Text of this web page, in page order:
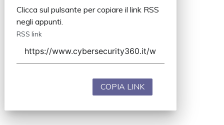
Clicca sul pulsante per copiare il link RSS
negli appunti.
RSS link
COPIA LINK